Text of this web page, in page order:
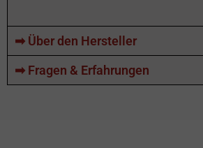
➡ Über den Hersteller
➡ Fragen & Erfahrungen